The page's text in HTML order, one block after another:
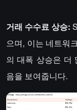
거래 수수료 상승:
으며, 이는 네트워
의 대폭 상승은 더
음을 보여줍니다.